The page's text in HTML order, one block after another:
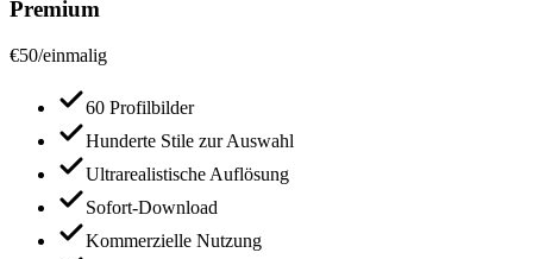
Premium
€50/einmalig
60 Profilbilder
Hunderte Stile zur Auswahl
Ultrarealistische Auflösung
Sofort-Download
Kommerzielle Nutzung